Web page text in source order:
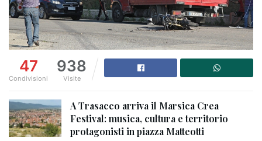
47
Condivisioni
938
Visite
A Trasacco arriva il Marsica Crea
Festival: musica, cultura e territorio
protagonisti in piazza Matteotti